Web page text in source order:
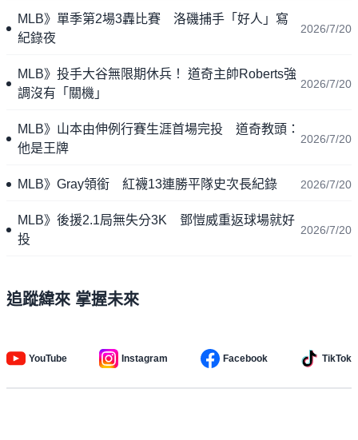
MLB》單季第2場3轟比賽 洛磯捕手「好人」寫
紀錄夜
2026/7/20
MLB》投手大谷無限期休兵！ 道奇主帥Roberts強
調沒有「關機」
2026/7/20
MLB》山本由伸例行賽生涯首場完投 道奇教頭：
他是王牌
2026/7/20
MLB》Gray領銜 紅襪13連勝平隊史次長紀錄 2026/7/20
MLB》後援2.1局無失分3K 鄧愷威重返球場就好
投
2026/7/20
追蹤緯來 掌握未來
YouTube Instagram Facebook TikTok